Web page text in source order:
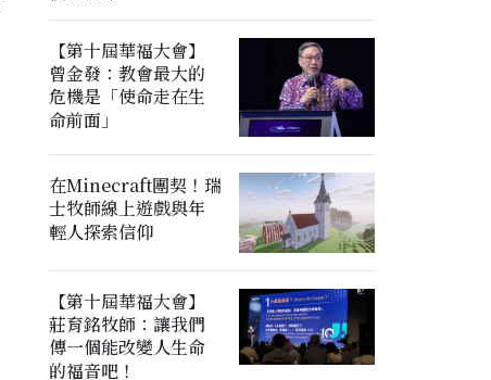
【第十屆華福大會】
曾金發：教會最大的
危機是「使命走在生
命前面」
在Minecraft團契！瑞
士牧師線上遊戲與年
輕人探索信仰
【第十屆華福大會】
莊育銘牧師：讓我們
傳一個能改變人生命
的福音吧！